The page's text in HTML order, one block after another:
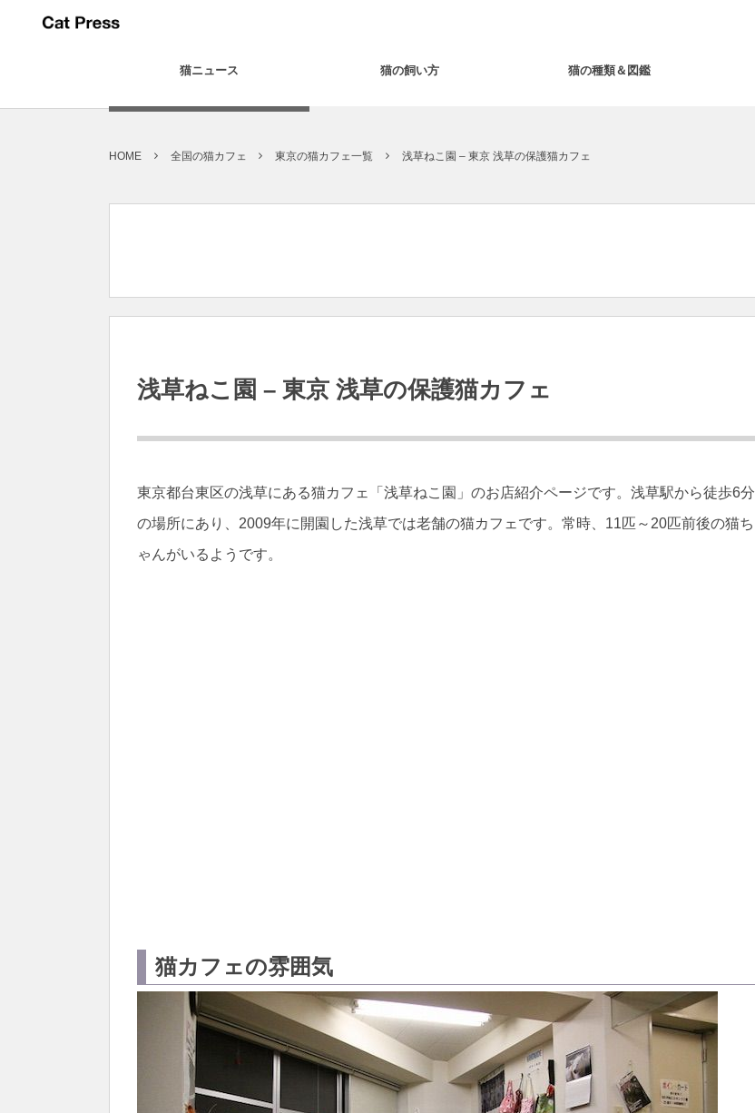
猫ニュース 猫の飼い方 猫の種類＆図鑑
HOME 全国の猫カフェ 東京の猫カフェ一覧 浅草ねこ園 – 東京 浅草の保護猫カフェ
浅草ねこ園 – 東京 浅草の保護猫カフェ
東京都台東区の浅草にある猫カフェ「浅草ねこ園」のお店紹介ページです。浅草駅から徒歩6分
の場所にあり、2009年に開園した浅草では老舗の猫カフェです。常時、11匹～20匹前後の猫ち
ゃんがいるようです。
猫カフェの雰囲気